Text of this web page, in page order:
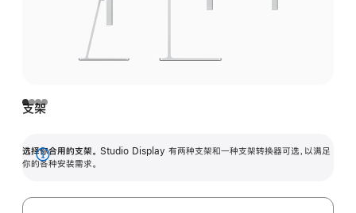
支架
选择你合用的支架。 Studio Display 有两种支架和一种支架转换器可选，以满足
你的各种安装需求。
展